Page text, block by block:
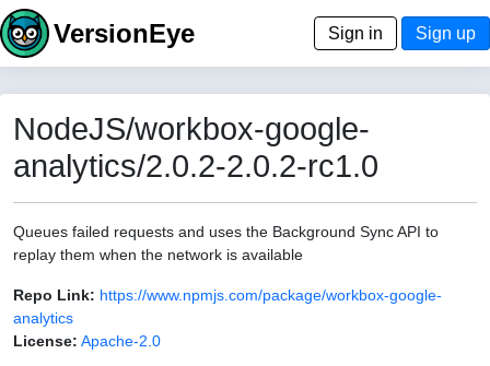
VersionEye Sign in Sign up
NodeJS/workbox-google-
analytics/2.0.2-2.0.2-rc1.0
Queues failed requests and uses the Background Sync API to
replay them when the network is available
Repo Link: https://www.npmjs.com/package/workbox-google-
analytics
License: Apache-2.0